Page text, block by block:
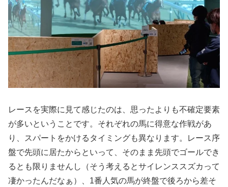
レースを実際に見て感じたのは、思ったよりも不確定要素
が多いということです。それぞれの馬に得意な作戦があ
り、スパートをかけるタイミングも異なります。レース序
盤で先頭に居たからといって、そのまま先頭でゴールでき
るとも限りませんし（そう考えるとサイレンススズカって
凄かったんだなぁ）、1番人気の馬が終盤で後ろから差そ